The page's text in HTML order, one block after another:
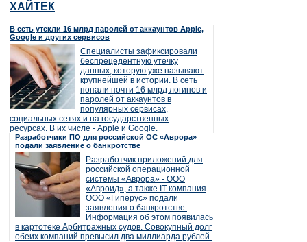
ХАЙТЕК
В сеть утекли 16 млрд паролей от аккаунтов Apple,
Google и других сервисов
Специалисты зафиксировали
беспрецедентную утечку
данных, которую уже называют
крупнейшей в истории. В сеть
попали почти 16 млрд логинов и
паролей от аккаунтов в
популярных сервисах,
социальных сетях и на государственных
ресурсах. В их числе - Apple и Google.
Разработчики ПО для российской ОС «Аврора»
подали заявление о банкротстве
Разработчик приложений для
российской операционной
системы «Аврора» - ООО
«Авроид», а также IT-компания
ООО «Гиперус» подали
заявления о банкротстве.
Информация об этом появилась
в картотеке Арбитражных судов. Совокупный долг
обеих компаний превысил два миллиарда рублей.